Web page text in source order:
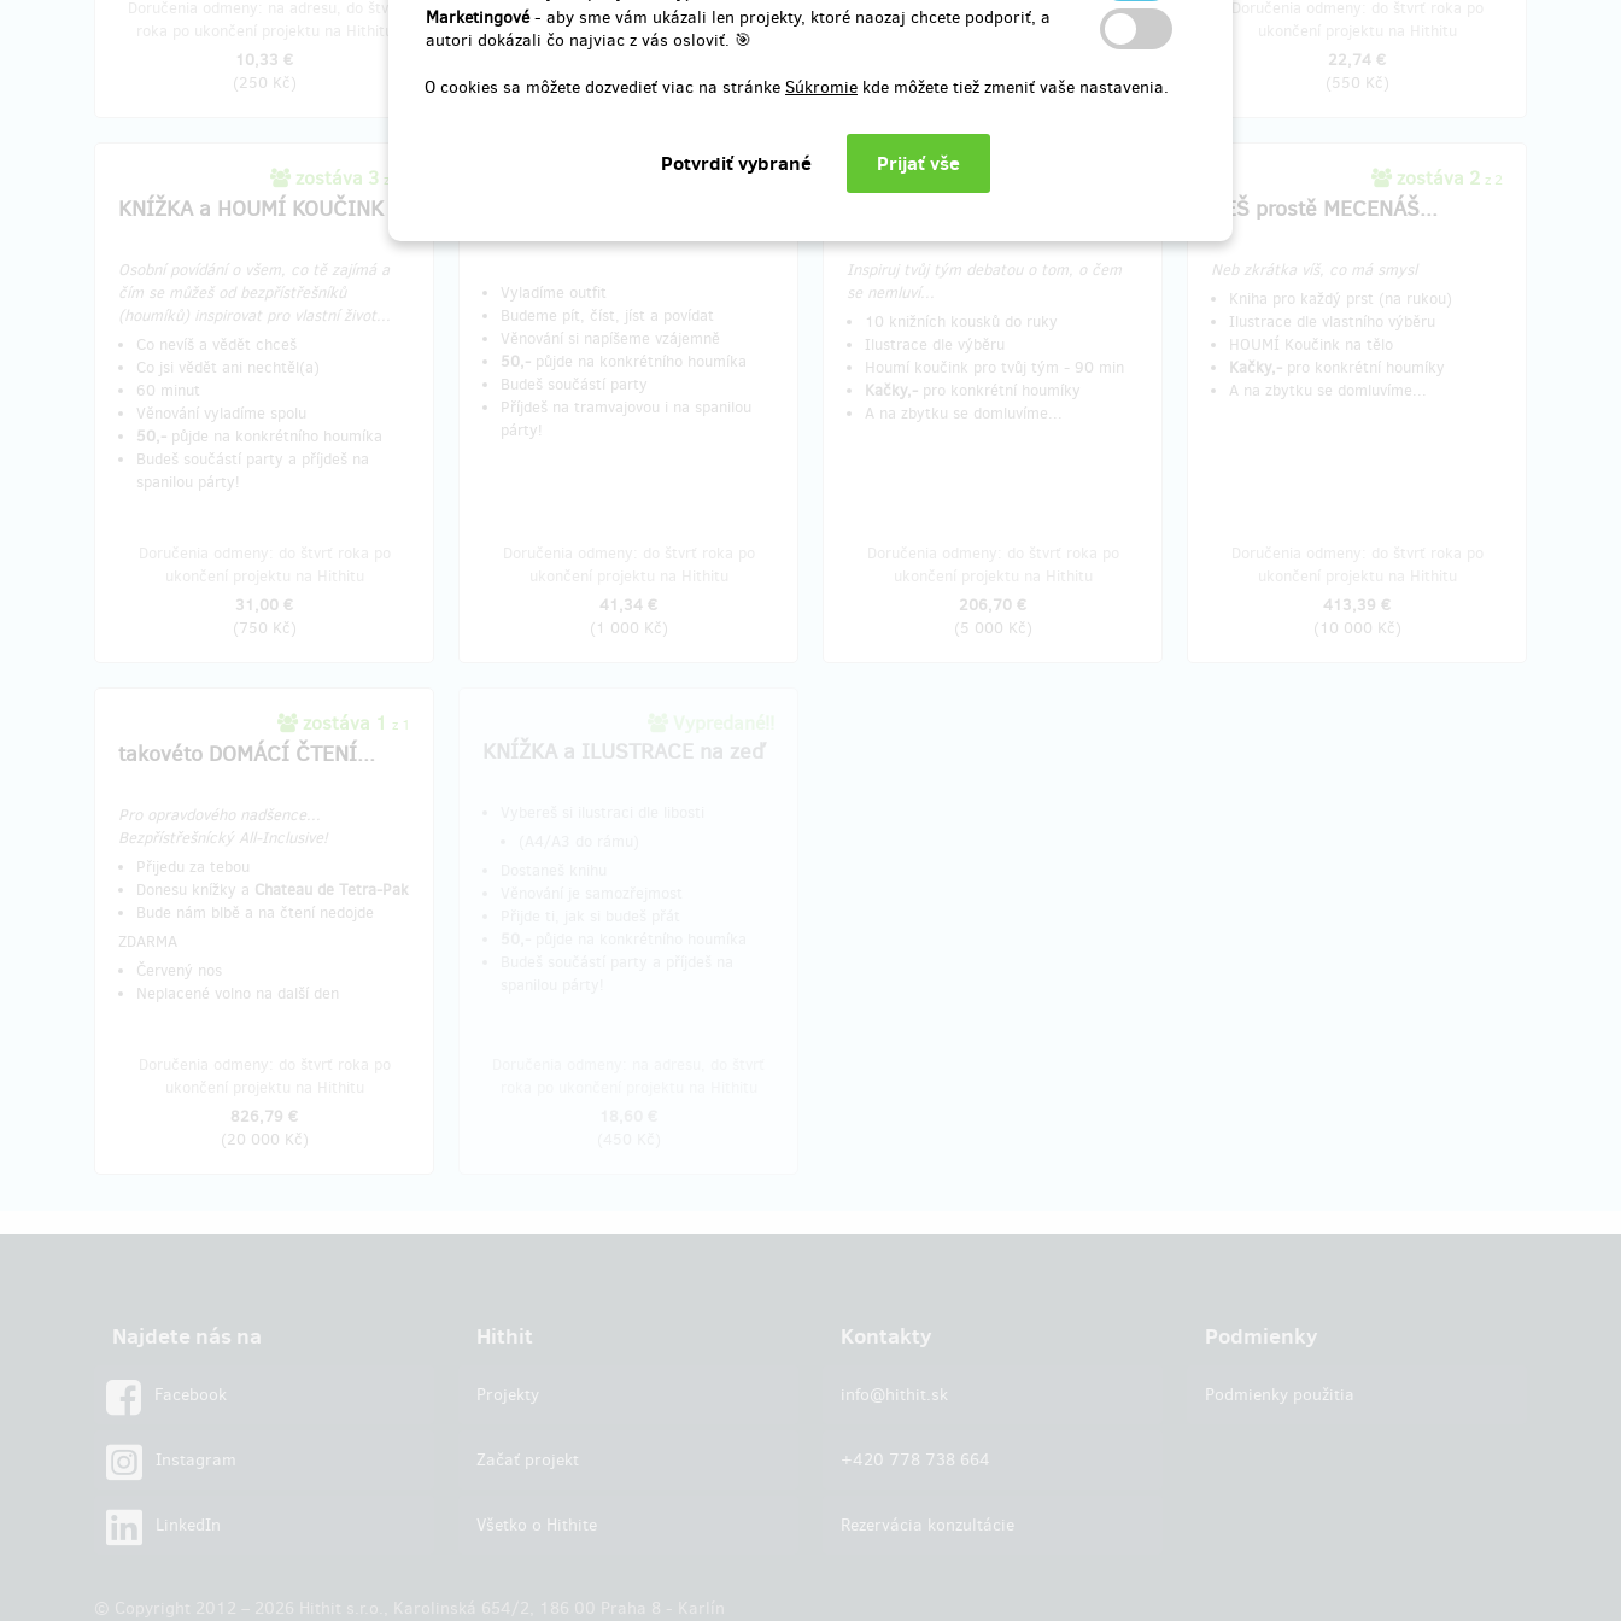
Marketingové- aby sme vám ukázali len projekty, ktoré naozaj chcete podporiť, a
autori dokázali čo najviac z vás osloviť. 🎯
O cookies sa môžete dozvedieť viac na stránke Súkromie kde môžete tiež zmeniť vaše nastavenia.
10,33 €
(250 Kč)
Doručenia odmeny: na adresu, do štvrť
roka po ukončení projektu na Hithitu
(450 Kč)
Doručenia odmeny: do štvrť roka po
ukončení projektu na Hithitu
(450 Kč)
22,74 €
(550 Kč)
zostáva 3 z 10
KNÍŽKA a HOUMÍ KOUČINK
Osobní povídání o všem, co tě zajímá a
čím se můžeš od bezpřístřešníků
(houmíků) inspirovat pro vlastní život...
Co nevíš a vědět chceš
Co jsi vědět ani nechtěl(a)
60 minut
Věnování vyladíme spolu
50,- půjde na konkrétního houmíka
Budeš součástí party a příjdeš na
spanilou párty!
31,00 €
(750 Kč)
zostáva 14z 20
Vyladíme outfit
Budeme pít, číst, jíst a povídat
Věnování si napíšeme vzájemně
50,- půjde na konkrétního houmíka
Budeš součástí party
Příjdeš na tramvajovou i na spanilou
párty!
41,34 €
(1 000 Kč)
Inspiruj tvůj tým debatou o tom, o čem
se nemluví...
10 knižních kousků do ruky
Ilustrace dle výběru
Houmí koučink pro tvůj tým - 90 min
Kačky,- pro konkrétní houmíky
A na zbytku se domluvíme...
206,70 €
(5 000 Kč)
zostáva 2 z 2
SEŠ prostě MECENÁŠ...
Neb zkrátka víš, co má smysl
Kniha pro každý prst (na rukou)
Ilustrace dle vlastního výběru
HOUMÍ Koučink na tělo
Kačky,- pro konkrétní houmíky
A na zbytku se domluvíme...
413,39 €
(10 000 Kč)
zostáva 1 z 1
takovéto DOMÁCÍ ČTENÍ...
Pro opravdového nadšence...
Bezpřístřešnícký All-Inclusive!
Přijedu za tebou
Donesu knížky a Chateau de Tetra-Pak
Bude nám blbě a na čtení nedojde
ZDARMA
Červený nos
Neplacené volno na další den
826,79 €
(20 000 Kč)
KNÍŽKA a ILUSTRACE na zeď
Najdete nás na
Facebook
Instagram
LinkedIn
Hithit
Projekty
Začať projekt
Všetko o Hithite
Kontakty
info@hithit.sk
+420 778 738 664
Rezervácia konzultácie
Podmienky
Podmienky použitia